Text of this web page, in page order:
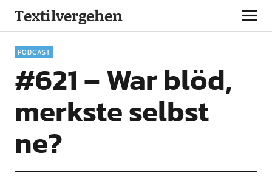
Textilvergehen
PODCAST
#621 – War blöd,
merkste selbst
ne?